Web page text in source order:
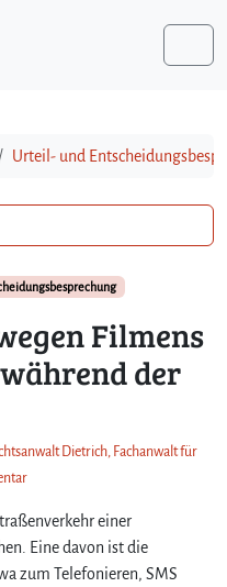
Urteil- und
Filmens
der
Dietrich, Fachanwalt für
z
1
2
einer
Eine davon ist die
zum Telefonieren, SMS